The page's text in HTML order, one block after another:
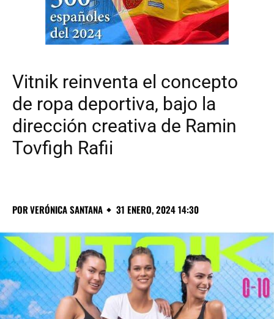
Vitnik reinventa el concepto
de ropa deportiva, bajo la
dirección creativa de Ramin
Tovfigh Rafii
PORVERÓNICA SANTANA 31 ENERO, 2024 14:30